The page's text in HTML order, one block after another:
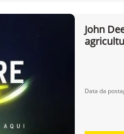
John
Data da